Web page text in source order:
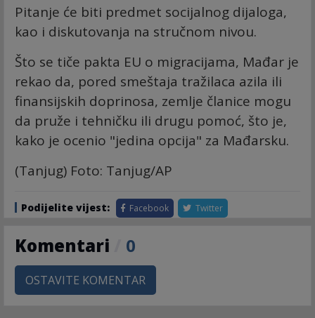
Pitanje će biti predmet socijalnog dijaloga,
kao i diskutovanja na stručnom nivou.
Što se tiče pakta EU o migracijama, Mađar je
rekao da, pored smeštaja tražilaca azila ili
finansijskih doprinosa, zemlje članice mogu
da pruže i tehničku ili drugu pomoć, što je,
kako je ocenio "jedina opcija" za Mađarsku.
(Tanjug) Foto: Tanjug/AP
Podijelite vijest: Facebook Twitter
Komentari 0
OSTAVITE KOMENTAR